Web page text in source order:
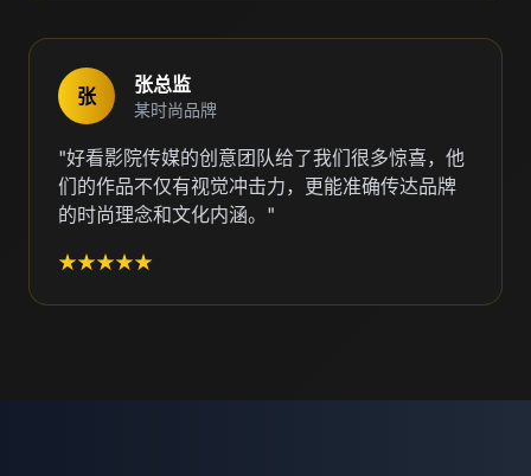
张 张总监
某时尚品牌
"好看影院传媒的创意团队给了我们很多惊喜，他
们的作品不仅有视觉冲击力，更能准确传达品牌
的时尚理念和文化内涵。"
★★★★★